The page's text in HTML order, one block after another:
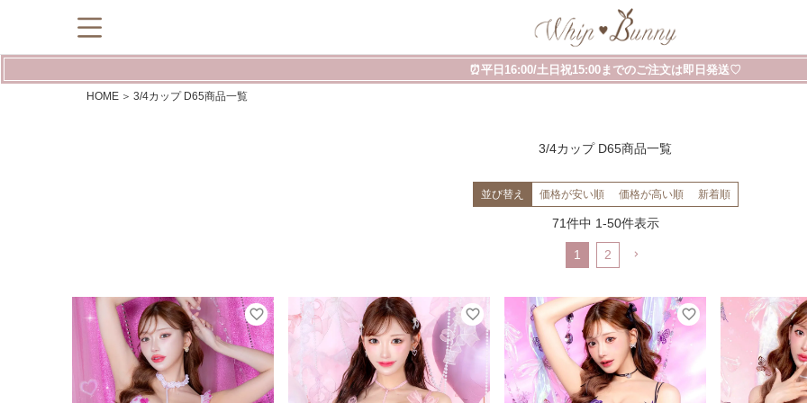
⏰平日16:00/土日祝15:00までのご注文は即日発送♡
HOME 3/4カップ D65商品一覧
3/4カップ D65商品一覧
並び替え 価格が安い順 価格が高い順 新着順
71件中 1-50件表示
1 2